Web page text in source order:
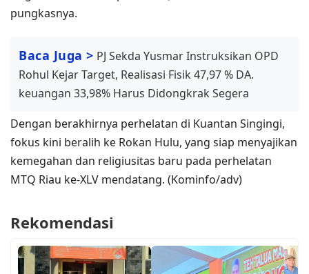
pungkasnya.
Baca Juga > PJ Sekda Yusmar Instruksikan OPD
Rohul Kejar Target, Realisasi Fisik 47,97 % DA.
keuangan 33,98% Harus Didongkrak Segera
​Dengan berakhirnya perhelatan di Kuantan Singingi,
fokus kini beralih ke Rokan Hulu, yang siap menyajikan
kemegahan dan religiusitas baru pada perhelatan
MTQ Riau ke-XLV mendatang. (Kominfo/adv)
Rekomendasi